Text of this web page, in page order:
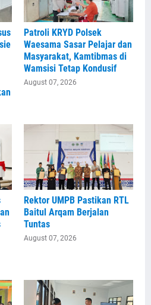
Patroli KRYD Polsek
Waesama Sasar Pelajar dan
Masyarakat, Kamtibmas di
Wamsisi Tetap Kondusif
August 07, 2026
Rektor UMPB Pastikan RTL
Baitul Arqam Berjalan
Tuntas
August 07, 2026